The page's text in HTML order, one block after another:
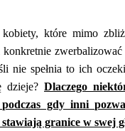
kobiety, które mimo
nie spełnia to ich
dzieje? Dlaczego
gdy inni
granice w swej